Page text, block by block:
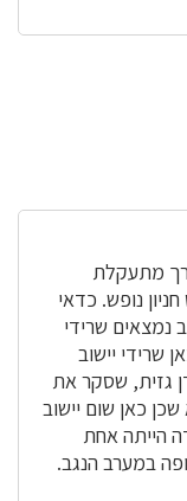
מתעקלת
נופש. כדאי
נמצאים שרידי
שרידי יישוב
גזית, שסקר את
כאן שום יישוב
הייתה אחת
במערב הנגב.